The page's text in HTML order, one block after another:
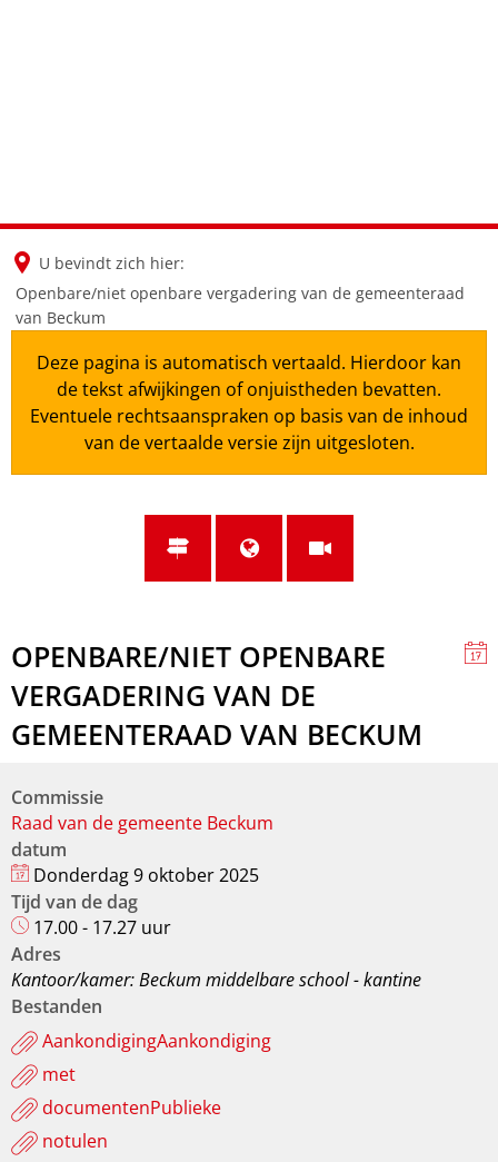
U bevindt zich hier:
Openbare/niet openbare vergadering van de gemeenteraad
van Beckum
Deze pagina is automatisch vertaald. Hierdoor kan
de tekst afwijkingen of onjuistheden bevatten.
Eventuele rechtsaanspraken op basis van de inhoud
van de vertaalde versie zijn uitgesloten.
OPENBARE/NIET OPENBARE
VERGADERING VAN DE
GEMEENTERAAD VAN BECKUM
Commissie
Raad van de gemeente Beckum
datum
Donderdag 9 oktober 2025
Tijd van de dag
17.00 - 17.27 uur
Adres
Kantoor/kamer: Beckum middelbare school - kantine
Bestanden
AankondigingAankondiging
met
documentenPublieke
notulen